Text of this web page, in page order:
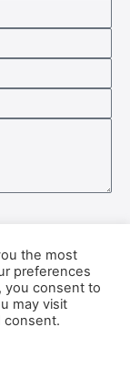
com n° 12.101 de
the most
preferences
you consent to
may visit
consent.